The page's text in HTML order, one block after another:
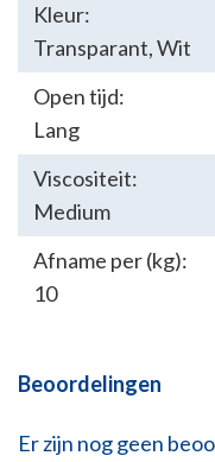
Kleur:
Transparant,Wit
Open tijd:
Lang
Viscositeit:
Medium
Afname per (kg):
10
Beoordelingen
Er zijn nog geen